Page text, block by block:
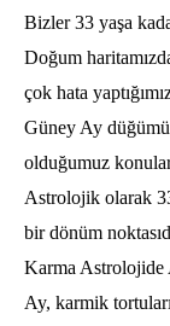
Bizler 33 yaşa
Doğum
çok hata
Güney Ay
olduğumuz
Astrolojik olarak
bir dönüm
Karma Astrolojide
Ay, karmik